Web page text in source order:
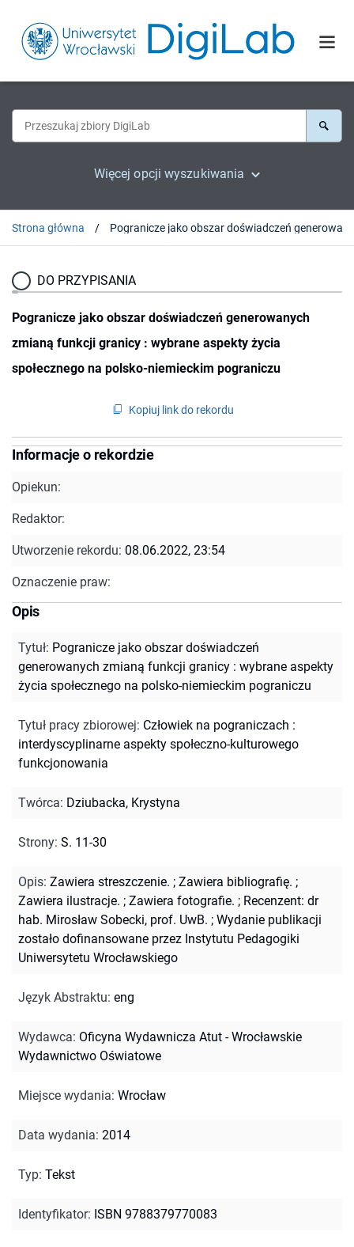
Więcej opcji wyszukiwania
Strona główna
DO PRZYPISANIA
Pogranicze jako obszar doświadczeń generowanych
zmianą funkcji granicy : wybrane aspekty życia
społecznego na polsko-niemieckim pograniczu
Kopiuj link do rekordu
Informacje o rekordzie
Opiekun:
Redaktor:
Utworzenie rekordu: 08.06.2022, 23:54
Oznaczenie praw:
Opis
Tytuł: Pogranicze jako obszar doświadczeń
generowanych zmianą funkcji granicy : wybrane aspekty
życia społecznego na polsko-niemieckim pograniczu
Tytuł pracy zbiorowej: Człowiek na pograniczach :
interdyscyplinarne aspekty społeczno-kulturowego
funkcjonowania
Twórca: Dziubacka, Krystyna
Strony: S. 11-30
Opis: Zawiera streszczenie. ; Zawiera bibliografię. ;
Zawiera ilustracje. ; Zawiera fotografie. ; Recenzent: dr
hab. Mirosław Sobecki, prof. UwB. ; Wydanie publikacji
zostało dofinansowane przez Instytutu Pedagogiki
Uniwersytetu Wrocławskiego
Język Abstraktu: eng
Wydawca: Oficyna Wydawnicza Atut - Wrocławskie
Wydawnictwo Oświatowe
Miejsce wydania: Wrocław
Data wydania: 2014
Typ: Tekst
Identyfikator: ISBN 9788379770083